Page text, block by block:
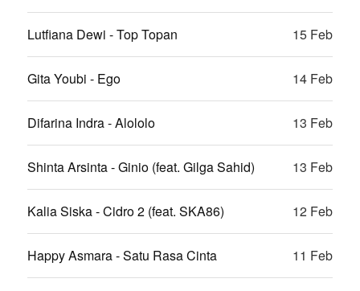
Lutfiana Dewi - Top Topan 15 Feb
Gita Youbi - Ego 14 Feb
Difarina Indra - Alololo 13 Feb
Shinta Arsinta - Ginio (feat. Gilga Sahid) 13 Feb
Kalia Siska - Cidro 2 (feat. SKA86) 12 Feb
Happy Asmara - Satu Rasa Cinta 11 Feb